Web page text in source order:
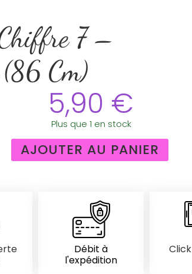
7 –
Cm)
5,90 €
Plus que 1 en stock
AJOUTER AU PANIER
Débit à
l'expédition